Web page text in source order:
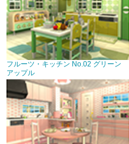
フルーツ・キッチン No.02 グリーン
アップル